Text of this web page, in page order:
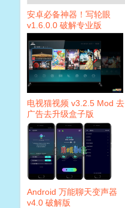
安卓必备神器！写轮眼
v1.6.0.0 破解专业版
电视猫视频 v3.2.5 Mod 去
广告去升级盒子版
Android 万能聊天变声器
v4.0 破解版